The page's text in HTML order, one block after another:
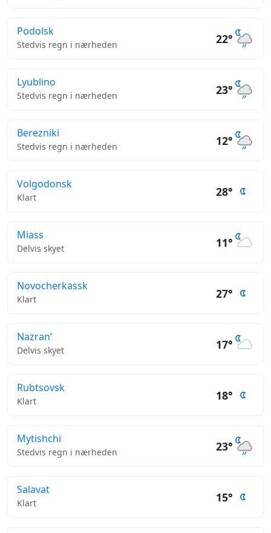
Podolsk
Stedvis regn i nærheden 22°
Lyublino
Stedvis regn i nærheden 23°
Berezniki
Stedvis regn i nærheden 12°
Volgodonsk
Klart 28°
Miass
Delvis skyet 11°
Novocherkassk
Klart 27°
Nazran’
Delvis skyet 17°
Rubtsovsk
Klart 18°
Mytishchi
Stedvis regn i nærheden 23°
Salavat
Klart 15°